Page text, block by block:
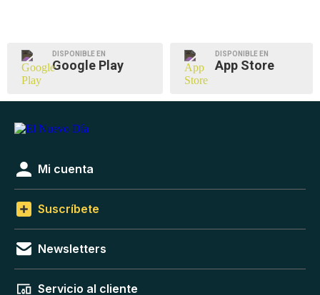
DISPONIBLE EN
Google Play
DISPONIBLE EN
App Store
Mi cuenta
Suscríbete
Newsletters
Servicio al cliente